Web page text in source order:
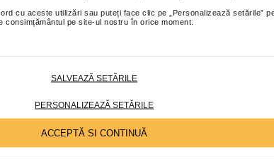
cu aceste utilizări sau puteți face clic pe „Personalizează setările”
pe site-ul nostru în orice moment.
SALVEAZĂ SETĂRILE
PERSONALIZEAZĂ SETĂRILE
ACCEPTĂ SI CONTINUĂ
de prea plin: cand indica o afectiune si cum o
oameni au experimentat macar o data dupa masa o senzatie de prea
mai multe cazuri, aceasta apare ocazional…